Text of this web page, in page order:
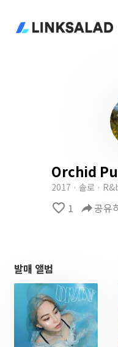
Orchid
2017 · 솔로 ·
favorite_border 1 reply공유
발매 앨범